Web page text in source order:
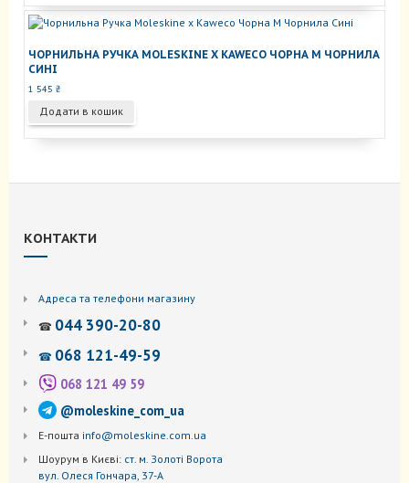
ЧОРНИЛЬНА РУЧКА MOLESKINE X KAWECO ЧОРНА M ЧОРНИЛА
СИНІ
1 545 ₴
Додати в кошик
КОНТАКТИ
Адреса та телефони магазину
☎ 044 390-20-80
☎ 068 121-49-59
068 121 49 59
@moleskine_com_ua
Е-пошта info@moleskine.com.ua
Шоурум в Києві: ст. м. Золоті Ворота
вул. Олеся Гончара, 37-А